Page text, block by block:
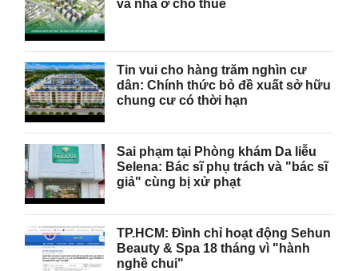
và nhà ở cho thuê
Tin vui cho hàng trăm nghìn cư
dân: Chính thức bỏ đề xuất sở hữu
chung cư có thời hạn
Sai phạm tại Phòng khám Da liễu
Selena: Bác sĩ phụ trách và "bác sĩ
giả" cùng bị xử phạt
TP.HCM: Đình chỉ hoạt động Sehun
Beauty & Spa 18 tháng vì "hành
nghề chui"